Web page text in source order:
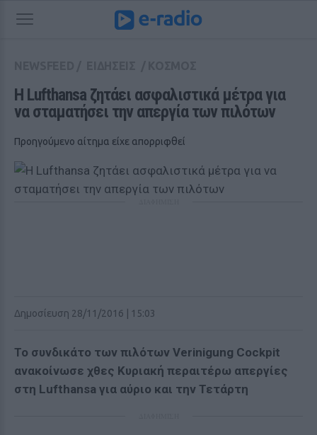
Η Lufthansa ζητάει ασφαλιστικά μέτρα για
να σταματήσει την απεργία των πιλότων
Προηγούμενο αίτημα είχε απορριφθεί
Δημοσίευση 28/11/2016 | 15:03
Το συνδικάτο των πιλότων Verinigung Cockpit
ανακοίνωσε χθες Κυριακή περαιτέρω απεργίες
στη Lufthansa για αύριο και την Τετάρτη